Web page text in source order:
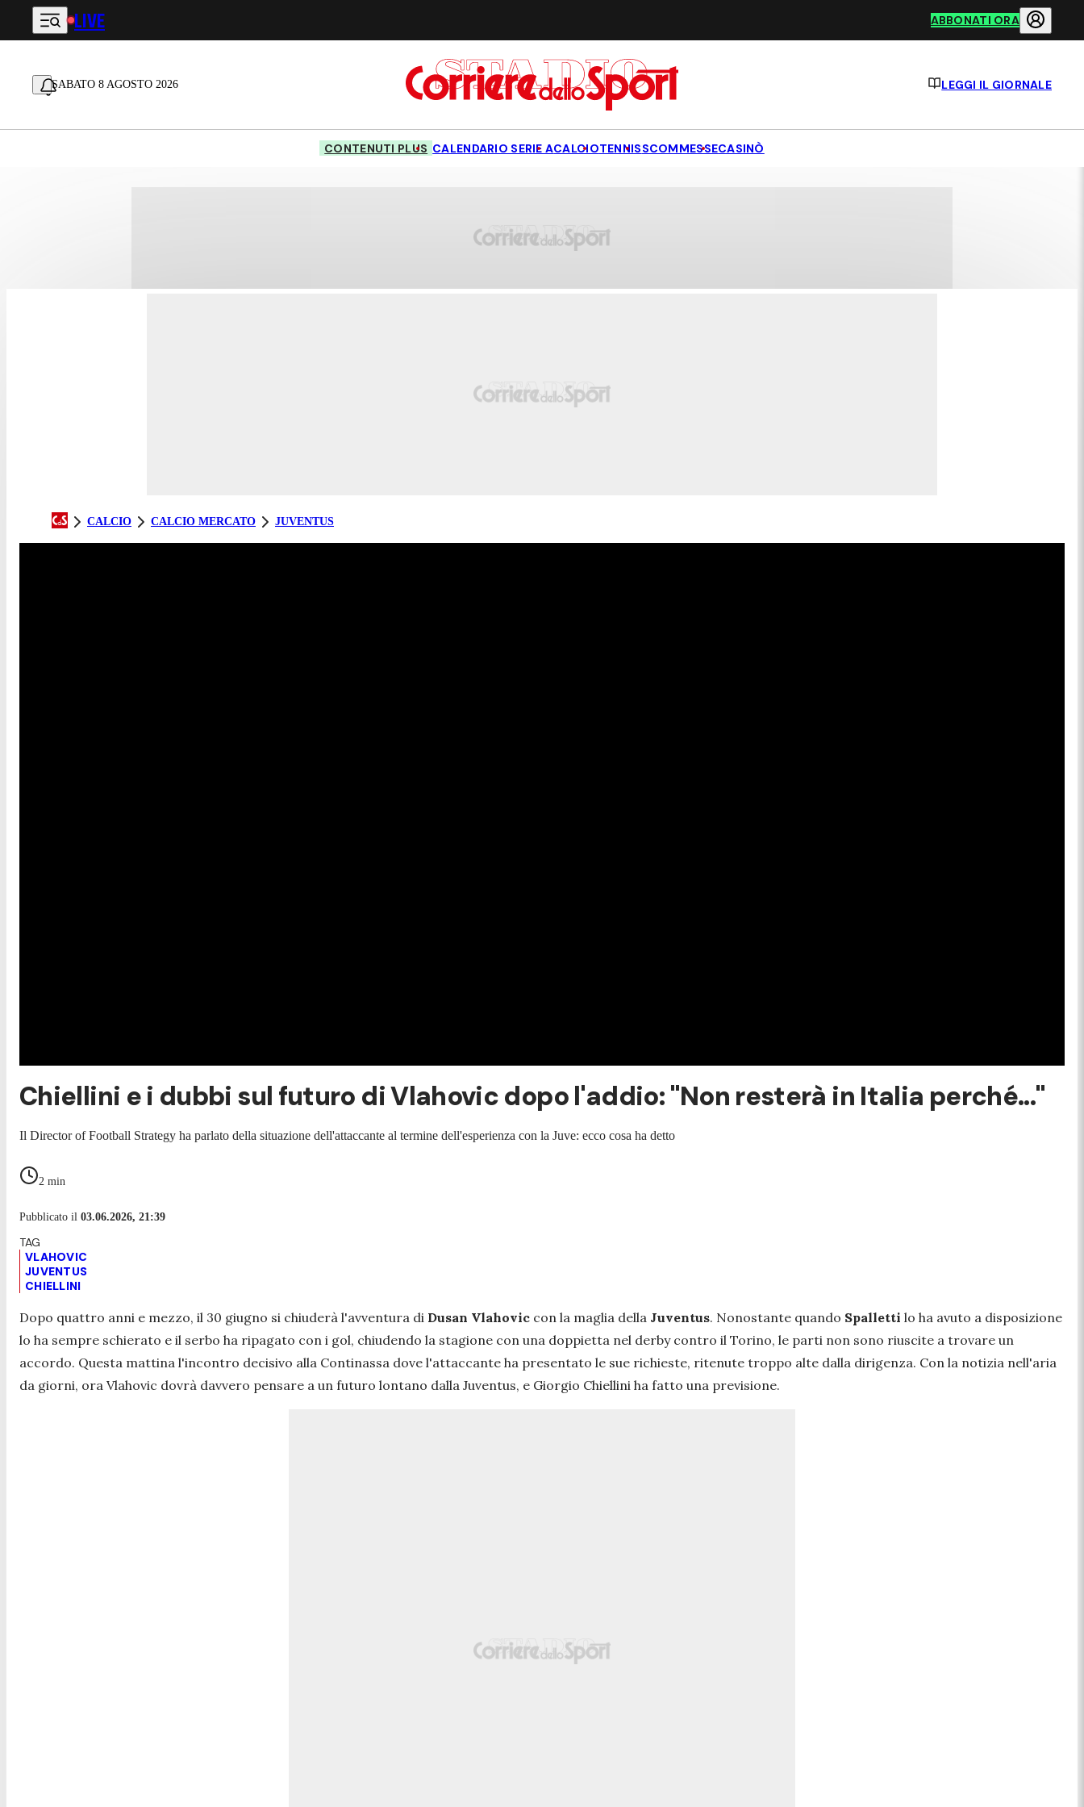
Vai al contenuto principale
LIVE ABBONATI ORA
SABATO 8 AGOSTO 2026 LEGGI IL GIORNALE
CONTENUTI PLUS CALENDARIO SERIE ACALCIOTENNISSCOMMESSECASINÒ
CALCIO CALCIO MERCATO JUVENTUS
Chiellini e i dubbi sul futuro di Vlahovic dopo l'addio: "Non resterà in Italia perché..."
Il Director of Football Strategy ha parlato della situazione dell'attaccante al termine dell'esperienza con la Juve: ecco cosa ha detto
2 min
Pubblicato il 03.06.2026, 21:39
VLAHOVIC
JUVENTUS
CHIELLINI
Dopo quattro anni e mezzo, il 30 giugno si chiuderà l'avventura di Dusan Vlahovic con la maglia della Juventus. Nonostante quando Spalletti lo ha avuto a disposizione
lo ha sempre schierato e il serbo ha ripagato con i gol, chiudendo la stagione con una doppietta nel derby contro il Torino, le parti non sono riuscite a trovare un
accordo. Questa mattina l'incontro decisivo alla Continassa dove l'attaccante ha presentato le sue richieste, ritenute troppo alte dalla dirigenza. Con la notizia nell'aria
da giorni, ora Vlahovic dovrà davvero pensare a un futuro lontano dalla Juventus, e Giorgio Chiellini ha fatto una previsione.